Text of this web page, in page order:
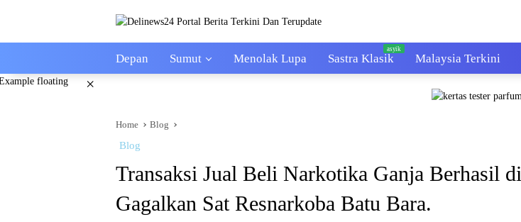
Depan Sumut Menolak Lupa Sastra Klasik Malaysia Terkini
×
Home Blog
Blog
Transaksi Jual Beli Narkotika Ganja Berhasil di
Gagalkan Sat Resnarkoba Batu Bara.